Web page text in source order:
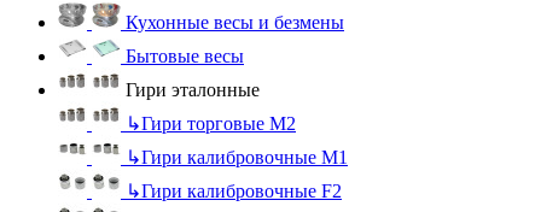
Кухонные весы и безмены
Бытовые весы
Гири эталонные
↳Гири торговые М2
↳Гири калибровочные М1
↳Гири калибровочные F2